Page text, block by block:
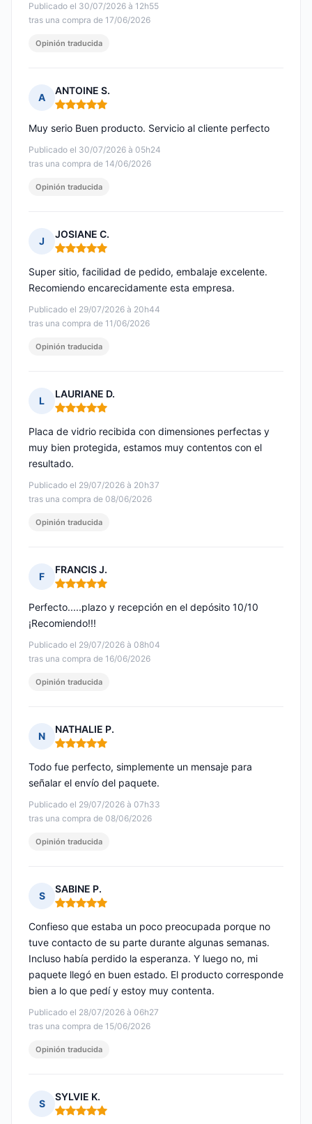
Publicado el 30/07/2026 à 12h55
tras una compra de 17/06/2026
Opinión traducida
A
ANTOINE S.
Nota: 5 de 5
Publicado el 30/07/2026 à 05h24
tras una compra de 14/06/2026
Muy serio Buen producto. Servicio al cliente perfecto
Opinión traducida
J
JOSIANE C.
Nota: 5 de 5
Publicado el 29/07/2026 à 20h44
tras una compra de 11/06/2026
Super sitio, facilidad de pedido, embalaje excelente.
Recomiendo encarecidamente esta empresa.
Opinión traducida
L
LAURIANE D.
Nota: 5 de 5
Publicado el 29/07/2026 à 20h37
tras una compra de 08/06/2026
Placa de vidrio recibida con dimensiones perfectas y
muy bien protegida, estamos muy contentos con el
resultado.
Opinión traducida
F
FRANCIS J.
Nota: 5 de 5
Publicado el 29/07/2026 à 08h04
tras una compra de 16/06/2026
Perfecto.....plazo y recepción en el depósito 10/10
¡Recomiendo!!!
Opinión traducida
N
NATHALIE P.
Nota: 5 de 5
Publicado el 29/07/2026 à 07h33
tras una compra de 08/06/2026
Todo fue perfecto, simplemente un mensaje para
señalar el envío del paquete.
Opinión traducida
S
SABINE P.
Nota: 5 de 5
Publicado el 28/07/2026 à 06h27
tras una compra de 15/06/2026
Confieso que estaba un poco preocupada porque no
tuve contacto de su parte durante algunas semanas.
Incluso había perdido la esperanza. Y luego no, mi
paquete llegó en buen estado. El producto corresponde
bien a lo que pedí y estoy muy contenta.
Opinión traducida
S
SYLVIE K.
Nota: 5 de 5